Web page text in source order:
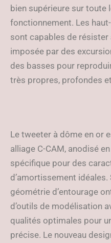
bien supérieure sur toute
fonctionnement. Les
sont capables de
imposée par des
des basses pour
très propres, profondes
Le tweeter à dôme en or
alliage C-CAM, anodisé
spécifique pour des
d’amortissement
géométrie d’entourage
d’outils de modélisation
qualités optimales pour
précise. Le nouveau